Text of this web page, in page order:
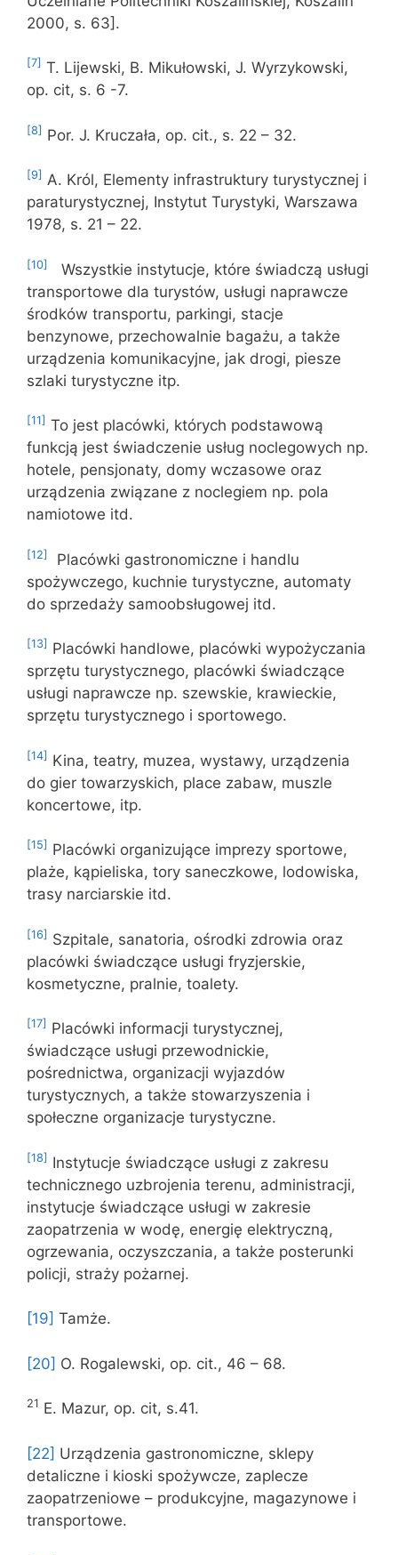
2000, s. 63].
[7] T. Lijewski, B. Mikułowski, J. Wyrzykowski,
op. cit, s. 6 -7.
[8] Por. J. Kruczała, op. cit., s. 22 – 32.
[9] A. Król, Elementy infrastruktury turystycznej i
paraturystycznej, Instytut Turystyki, Warszawa
1978, s. 21 – 22.
[10]
Wszystkie instytucje, które świadczą usługi
transportowe dla turystów, usługi naprawcze
środków transportu, parkingi, stacje
benzynowe, przechowalnie bagażu, a także
urządzenia komunikacyjne, jak drogi, piesze
szlaki turystyczne itp.
[11] To jest placówki, których podstawową
funkcją jest świadczenie usług noclegowych np.
hotele, pensjonaty, domy wczasowe oraz
urządzenia związane z noclegiem np. pola
namiotowe itd.
[12]
Placówki gastronomiczne i handlu
spożywczego, kuchnie turystyczne, automaty
do sprzedaży samoobsługowej itd.
[13] Placówki handlowe, placówki wypożyczania
sprzętu turystycznego, placówki świadczące
usługi naprawcze np. szewskie, krawieckie,
sprzętu turystycznego i sportowego.
[14] Kina, teatry, muzea, wystawy, urządzenia
do gier towarzyskich, place zabaw, muszle
koncertowe, itp.
[15] Placówki organizujące imprezy sportowe,
plaże, kąpieliska, tory saneczkowe, lodowiska,
trasy narciarskie itd.
[16] Szpitale, sanatoria, ośrodki zdrowia oraz
placówki świadczące usługi fryzjerskie,
kosmetyczne, pralnie, toalety.
[17] Placówki informacji turystycznej,
świadczące usługi przewodnickie,
pośrednictwa, organizacji wyjazdów
turystycznych, a także stowarzyszenia i
społeczne organizacje turystyczne.
[18] Instytucje świadczące usługi z zakresu
technicznego uzbrojenia terenu, administracji,
instytucje świadczące usługi w zakresie
zaopatrzenia w wodę, energię elektryczną,
ogrzewania, oczyszczania, a także posterunki
policji, straży pożarnej.
[19] Tamże.
[20] O. Rogalewski, op. cit., 46 – 68.
21 E. Mazur, op. cit, s.41.
[22] Urządzenia gastronomiczne, sklepy
detaliczne i kioski spożywcze, zaplecze
zaopatrzeniowe – produkcyjne, magazynowe i
transportowe.